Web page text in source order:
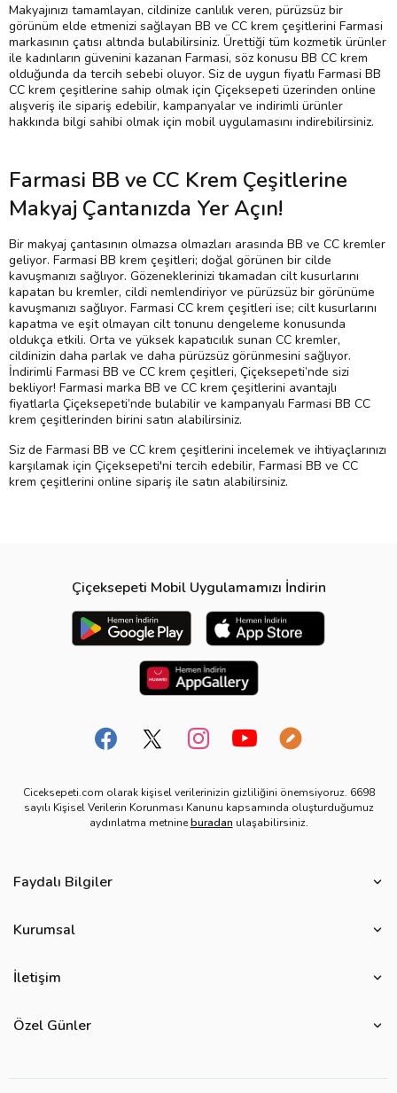
Makyajınızı tamamlayan, cildinize canlılık veren, pürüzsüz bir
görünüm elde etmenizi sağlayan BB ve CC krem çeşitlerini Farmasi
markasının çatısı altında bulabilirsiniz. Ürettiği tüm kozmetik ürünler
ile kadınların güvenini kazanan Farmasi, söz konusu BB CC krem
olduğunda da tercih sebebi oluyor. Siz de uygun fiyatlı Farmasi BB
CC krem çeşitlerine sahip olmak için Çiçeksepeti üzerinden online
alışveriş ile sipariş edebilir, kampanyalar ve indirimli ürünler
hakkında bilgi sahibi olmak için mobil uygulamasını indirebilirsiniz.
Farmasi BB ve CC Krem Çeşitlerine
Makyaj Çantanızda Yer Açın!
Bir makyaj çantasının olmazsa olmazları arasında BB ve CC kremler
geliyor. Farmasi BB krem çeşitleri; doğal görünen bir cilde
kavuşmanızı sağlıyor. Gözeneklerinizi tıkamadan cilt kusurlarını
kapatan bu kremler, cildi nemlendiriyor ve pürüzsüz bir görünüme
kavuşmanızı sağlıyor. Farmasi CC krem çeşitleri ise; cilt kusurlarını
kapatma ve eşit olmayan cilt tonunu dengeleme konusunda
oldukça etkili. Orta ve yüksek kapatıcılık sunan CC kremler,
cildinizin daha parlak ve daha pürüzsüz görünmesini sağlıyor.
İndirimli Farmasi BB ve CC krem çeşitleri, Çiçeksepeti’nde sizi
bekliyor! Farmasi marka BB ve CC krem çeşitlerini avantajlı
fiyatlarla Çiçeksepeti’nde bulabilir ve kampanyalı Farmasi BB CC
krem çeşitlerinden birini satın alabilirsiniz.
Siz de Farmasi BB ve CC krem çeşitlerini incelemek ve ihtiyaçlarınızı
karşılamak için Çiçeksepeti'ni tercih edebilir, Farmasi BB ve CC
krem çeşitlerini online sipariş ile satın alabilirsiniz.
Çiçeksepeti Mobil Uygulamamızı İndirin
Ciceksepeti.com olarak kişisel verilerinizin gizliliğini önemsiyoruz. 6698
sayılı Kişisel Verilerin Korunması Kanunu kapsamında oluşturduğumuz
aydınlatma metnineburadan ulaşabilirsiniz.
Faydalı Bilgiler
Çiçek Anlamları
Mevsimlere Göre Çiçekler
Kurumsal
Ürün Güvenliği
Reklamlarımız
İletişim
Özel Günler